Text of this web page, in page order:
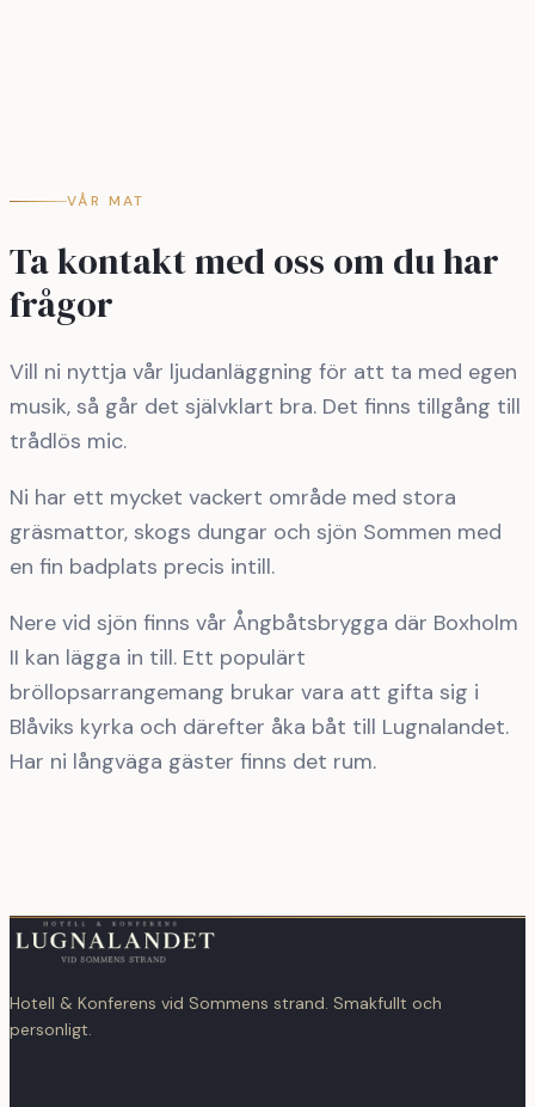
VÅR MAT
Ta kontakt med oss om du har
frågor
Vill ni nyttja vår ljudanläggning för att ta med egen
musik, så går det självklart bra. Det finns tillgång till
trådlös mic.
Ni har ett mycket vackert område med stora
gräsmattor, skogs dungar och sjön Sommen med
en fin badplats precis intill.
Nere vid sjön finns vår Ångbåtsbrygga där Boxholm
II kan lägga in till. Ett populärt
bröllopsarrangemang brukar vara att gifta sig i
Blåviks kyrka och därefter åka båt till Lugnalandet.
Har ni långväga gäster finns det rum.
Hotell & Konferens vid Sommens strand. Smakfullt och
personligt.